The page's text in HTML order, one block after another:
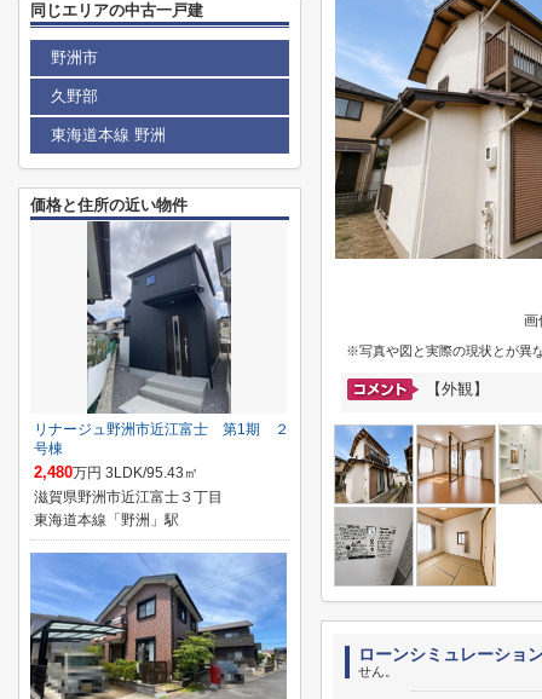
画
※写真や図と実際の現状とが異
【外観】
ローンシミュレーショ
せん。
同じエリアの中古一戸建
野洲市
久野部
東海道本線 野洲
価格と住所の近い物件
リナージュ野洲市近江富士 第1期 ２
号棟
2,480万円 3LDK/95.43㎡
滋賀県野洲市近江富士３丁目
東海道本線「野洲」駅